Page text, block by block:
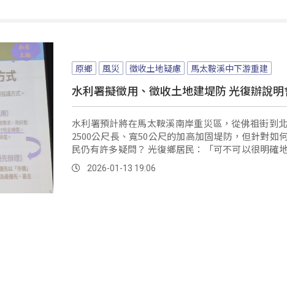
原鄉 風災 徵收土地疑慮 馬太鞍溪中下游重建
水利署擬徵用、徵收土地建堤防 光復辦說明
水利署預計將在馬太鞍溪南岸重災區，從佛祖街到
2500公尺長、寬50公尺的加高加固堤防，但針對如
民仍有許多疑問？ 光復鄉居民：「可不可以很明確地告知我們說，租用跟
2026-01-13 19:06